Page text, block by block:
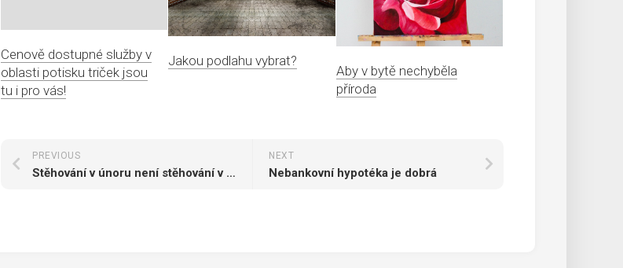
Cenově dostupné služby v
oblasti potisku triček jsou
tu i pro vás!
Jakou podlahu vybrat?
Aby v bytě nechyběla
příroda
NEXT
Nebankovní hypotéka je dobrá
PREVIOUS
Stěhování v únoru není stěhování v létě